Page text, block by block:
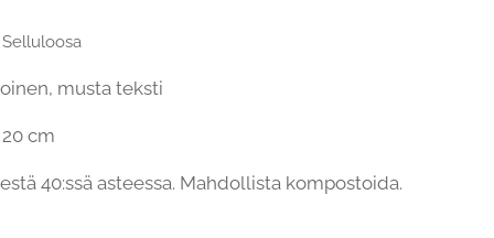
musta teksti
20 cm
40:ssä asteessa. Mahdollista kompostoida.